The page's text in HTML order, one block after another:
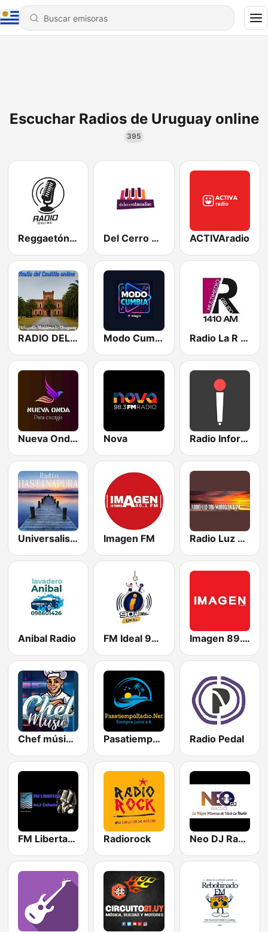
Escuchar Radios de Uruguay online
395
Reggaetón UY Del Cerro FM ACTIVAradio
RADIO DEL CASTILLO ONLINE Modo Cumbia Radio La R 1410 AM - LaCatorce10
Nueva Onda FM Nova Radio Informarte
Universalismo Espiritual Hastinapura Imagen FM Radio Luz del Mundo 94.5 FM
Anibal Radio FM Ideal 90.1 Imagen 89.1 FM
Chef músic radio Pasatiempo Radio Radio Pedal
FM Libertad 94.7 Radiorock Neo DJ Radio